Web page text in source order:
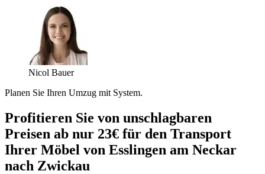
Nicol Bauer
Planen Sie Ihren Umzug mit System.
Profitieren Sie von unschlagbaren
Preisen ab nur 23€ für den Transport
Ihrer Möbel von Esslingen am Neckar
nach Zwickau